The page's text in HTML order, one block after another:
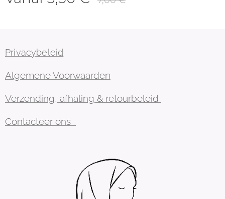
Privacybeleid
Algemene Voorwaarden
Verzending, afhaling & retourbeleid
Contacteer ons